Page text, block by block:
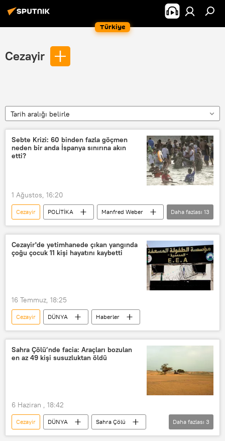
Türkiye
Cezayir
Tarih aralığı belirle
Sebte Krizi: 60 binden fazla göçmen
neden bir anda İspanya sınırına akın
etti?
1 Ağustos, 16:20
Cezayir POLİTİKA
Manfred Weber
Elon Musk
Kirill Dmitriev
Ceuta
Madrid
Halk Partisi (İspanya) (PP)
Pedro Sanchez
Daha fazlası 13
Cezayir'de yetimhanede çıkan yangında
çoğu çocuk 11 kişi hayatını kaybetti
16 Temmuz, 18:25
Cezayir DÜNYA Haberler
Sahra Çölü’nde facia: Araçları bozulan
en az 49 kişi susuzluktan öldü
6 Haziran , 18:42
Cezayir DÜNYA
Sahra Çölü
Mali
susuzluk Ölüm
Daha fazlası 3